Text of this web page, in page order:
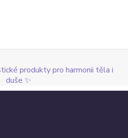
produkty pro harmonii těla i
duše ✨